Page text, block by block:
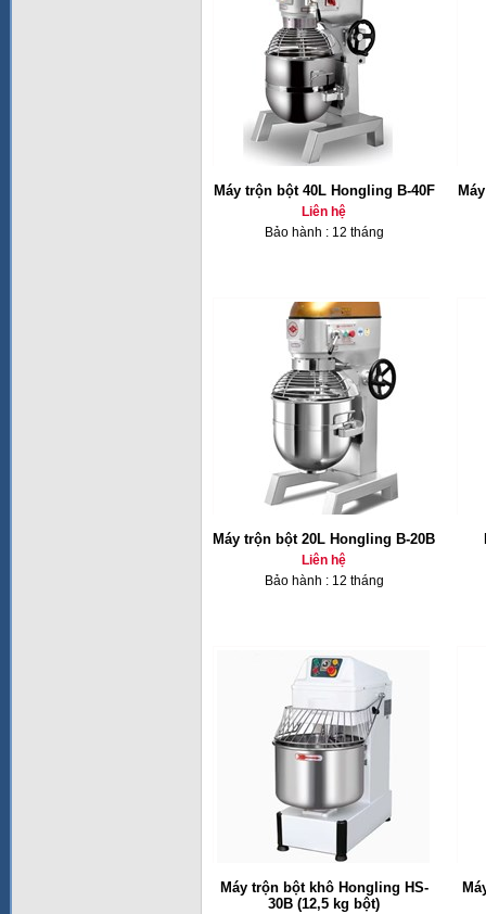
Máy trộn bột 40L Hongling B-40F
Liên hệ
Bảo hành : 12 tháng
Máy trộn bột 20L Hongling B-20B
Liên hệ
Bảo hành : 12 tháng
Máy trộn bột khô Hongling HS-
30B (12,5 kg bột)